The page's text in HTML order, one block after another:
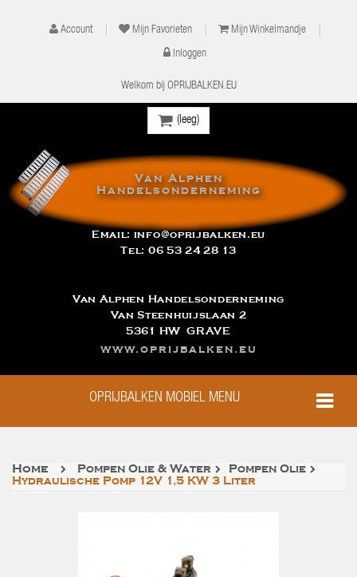
Account Mijn Favorieten Mijn Winkelmandje
Inloggen
Welkom bij OPRIJBALKEN.EU
(leeg)
Van Alphen
Handelsonderneming
Email: info@oprijbalken.eu
Tel: 06 53 24 28 13
Van Alphen Handelsonderneming
Van Steenhuijslaan 2
5361 HW GRAVE
www.oprijbalken.eu
OPRIJBALKEN MOBIEL MENU
Home Pompen Olie & Water
Pompen Olie
Hydraulische Pomp 12V 1,5 KW 3 Liter